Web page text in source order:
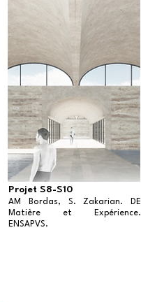
Projet S8-S10
AM Bordas, S. Zakarian. DE
Matière et Expérience.
ENSAPVS. ​